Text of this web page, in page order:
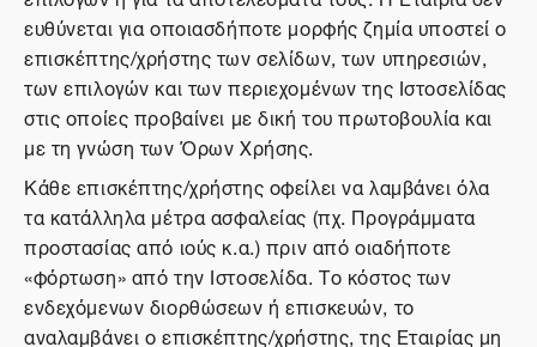
ευθύνεται για οποιασδήποτε μορφής ζημία υποστεί ο
επισκέπτης/χρήστης των σελίδων, των υπηρεσιών,
των επιλογών και των περιεχομένων της Ιστοσελίδας
στις οποίες προβαίνει με δική του πρωτοβουλία και
με τη γνώση των Όρων Χρήσης.
Κάθε επισκέπτης/χρήστης οφείλει να λαμβάνει όλα
τα κατάλληλα μέτρα ασφαλείας (πχ. Προγράμματα
προστασίας από ιούς κ.α.) πριν από οιαδήποτε
«φόρτωση» από την Ιστοσελίδα. Το κόστος των
ενδεχόμενων διορθώσεων ή επισκευών, το
αναλαμβάνει ο επισκέπτης/χρήστης, της Εταιρίας μη